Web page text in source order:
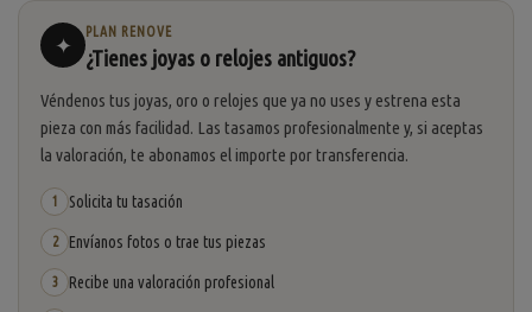
✦
PLAN RENOVE
¿Tienes joyas o relojes antiguos?
Véndenos tus joyas, oro o relojes que ya no uses y estrena esta
pieza con más facilidad. Las tasamos profesionalmente y, si aceptas
la valoración, te abonamos el importe por transferencia.
1 Solicita tu tasación
2 Envíanos fotos o trae tus piezas
3 Recibe una valoración profesional